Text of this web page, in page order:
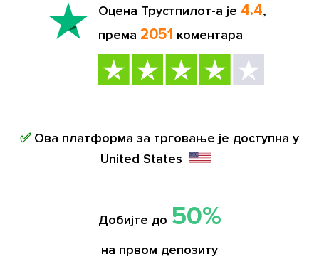
Оцена Трустпилот-а је 4.4,
према 2051 коментара
✅Ова платформа за трговање је доступна у
United States
Добијте до 50%
на првом депозиту